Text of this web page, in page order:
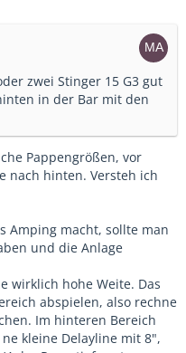
zwei Stinger 15 G3 gut
in der Bar mit den
Pappengrößen, vor
nach hinten. Versteh ich
Amping macht, sollte man
und die Anlage
wirklich hohe Weite. Das
abspielen, also rechne
Im hinteren Bereich
kleine Delayline mit 8",